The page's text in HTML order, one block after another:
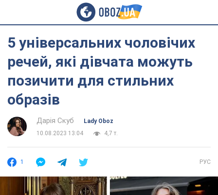
5 універсальних чоловічих
речей, які дівчата можуть
позичити для стильних
образів
Дарія Скуб
Lady Oboz
10.08.2023 13:04
4,7 т.
1 РУС